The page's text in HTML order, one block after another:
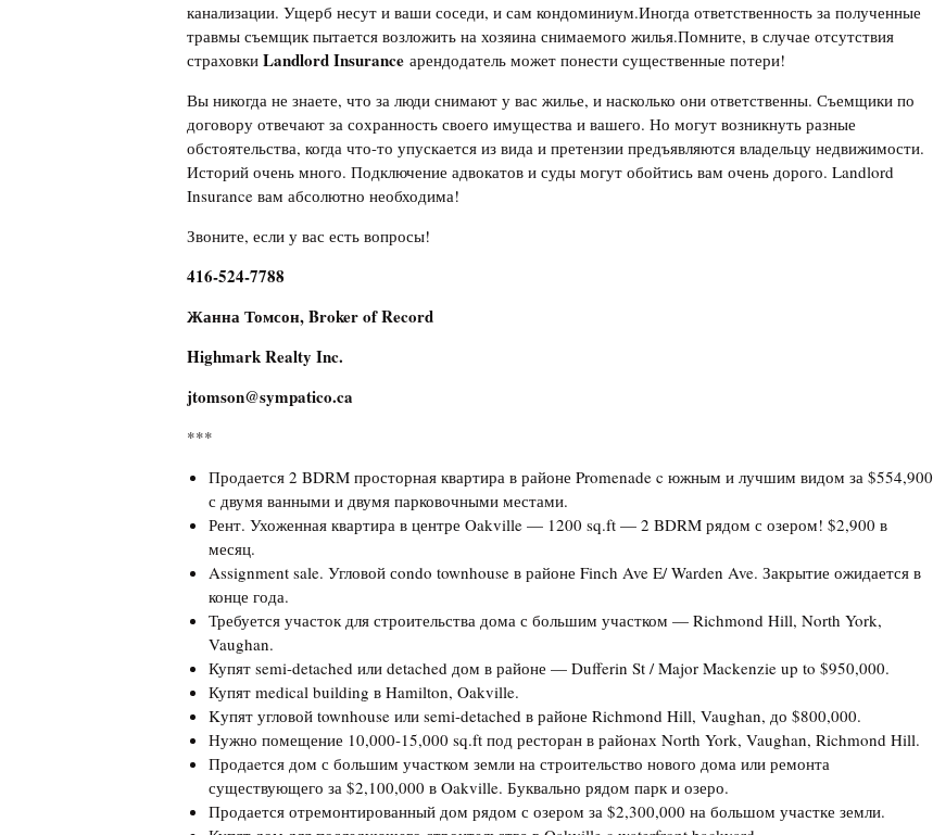
канализации. Ущерб несут и ваши соседи, и сам кондоминиум.Иногда ответственность за полученные
травмы съемщик пытается возложить на хозяина снимаемого жилья.Помните, в случае отсутствия
страховки LandlordInsurance арендодатель может понести существенные потери!
Вы никогда не знаете, что за люди снимают у вас жилье, и насколько они ответственны. Съемщики по
договору отвечают за сохранность своего имущества и вашего. Но могут возникнуть разные
обстоятельства, когда что-то упускается из вида и претензии предъявляются владельцу недвижимости.
Историй очень много. Подключение адвокатов и суды могут обойтись вам очень дорого. Landlord
Insurance вам абсолютно необходима!
Звоните, если у вас есть вопросы!
416-524-7788
Жанна Томсон, Broker of Record
Highmark Realty Inc.
jtomson@sympatico.ca
***
Продается 2 BDRM просторная квартира в районе Promenade c южным и лучшим видом за $554,900
с двумя ванными и двумя парковочными местами.
Рент. Ухоженная квартира в центре Oakville — 1200 sq.ft — 2 BDRM рядом с озером! $2,900 в
месяц.
Assignment sale. Угловой сondo townhouse в районе Finch Ave E/ Warden Ave. Закрытие ожидается в
конце года.
Требуется участок для строительства дома с большим участком — Richmond Hill, North York,
Vaughan.
Купят semi-detached или detached дом в районе — Dufferin St / Major Mackenzie up to $950,000.
Купят medical building в Hamilton, Oakville.
Kупят угловой townhouse или semi-detached в районе Richmond Hill, Vaughan, до $800,000.
Нужно помещение 10,000-15,000 sq.ft под ресторан в районах North York, Vaughan, Richmond Hill.
Продаeтся дом с большим участком земли на строительство нового дома или ремонта
существующего за $2,100,000 в Oakville. Буквально рядом парк и озеро.
Продается отремонтированный дом рядом с озером за $2,300,000 на большом участке земли.